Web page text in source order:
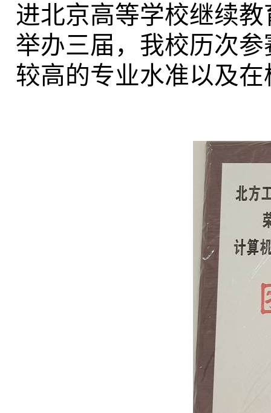
进北京高等学校继续
举办三届，我校历次
较高的专业水准以及